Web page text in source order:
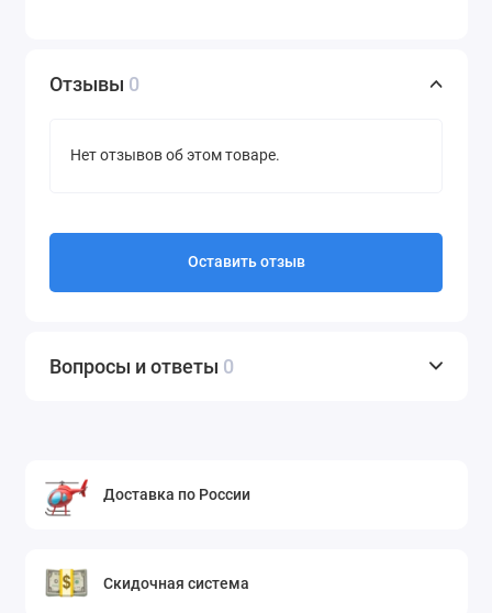
Отзывы 0
Нет отзывов об этом товаре.
Оставить отзыв
Вопросы и ответы 0
Доставка по России
Скидочная система